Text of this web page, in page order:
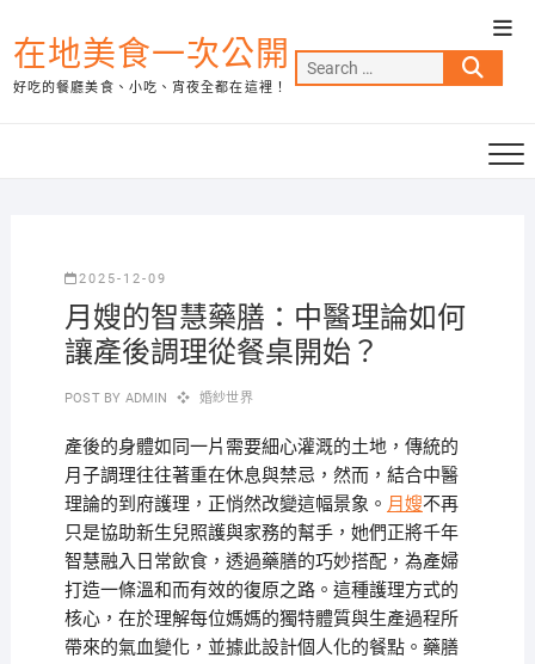
to
content
在地美食一次公開
好吃的餐廳美食、小吃、宵夜全都在這裡！
Search
…
2025-12-09
月嫂的智慧藥膳：中醫理論如何
讓產後調理從餐桌開始？
POST BY ADMIN 婚紗世界
產後的身體如同一片需要細心灌溉的土地，傳統的
月子調理往往著重在休息與禁忌，然而，結合中醫
理論的到府護理，正悄然改變這幅景象。 月嫂不再
只是協助新生兒照護與家務的幫手，她們正將千年
智慧融入日常飲食，透過藥膳的巧妙搭配，為產婦
打造一條溫和而有效的復原之路。這種護理方式的
核心，在於理解每位媽媽的獨特體質與生產過程所
帶來的氣血變化，並據此設計個人化的餐點。藥膳